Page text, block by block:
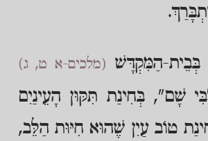
בְּבֵית-הַמִּקְדָּשׁ (מלכים-א ט, ג)
שָׁם", בְּחִינַת תִּקּוּן הָעֵינַיִם
טוֹב עַיִן שֶׁהוּא חִיּוּת הַלֵּב,